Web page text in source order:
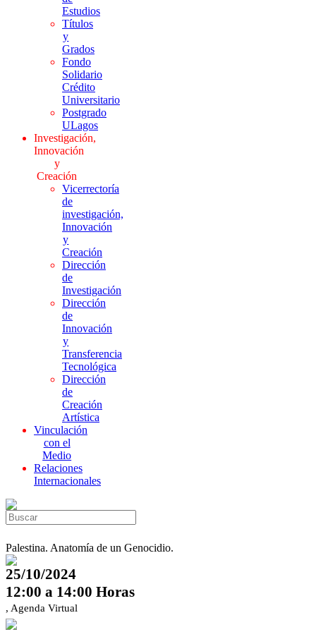
Estudios
Títulos
y
Grados
Fondo
Solidario
Crédito
Universitario
Postgrado
ULagos
Investigación,
Innovación
y
Creación
Vicerrectoría
de
investigación,
Innovación
y
Creación
Dirección
de
Investigación
Dirección
de
Innovación
y
Transferencia
Tecnológica
Dirección
de
Creación
Artística
Vinculación
con el
Medio
Relaciones
Internacionales
Palestina. Anatomía de un Genocidio.
25/10/2024
12:00 a 14:00 Horas
, Agenda Virtual